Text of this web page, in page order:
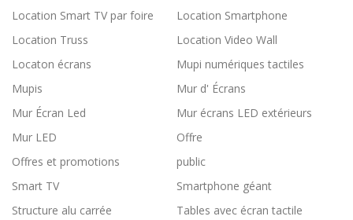
Location Smart TV par foire
Location Smartphone
Location Truss
Location Video Wall
Locaton écrans
Mupi numériques tactiles
Mupis
Mur d' Écrans
Mur Écran Led
Mur écrans LED extérieurs
Mur LED
Offre
Offres et promotions
public
Smart TV
Smartphone géant
Structure alu carrée
Tables avec écran tactile